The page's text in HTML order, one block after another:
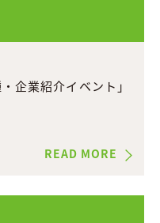
企業紹介イベント」
READ MORE